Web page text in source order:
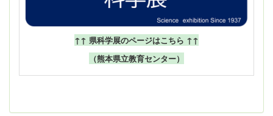
↑↑ 県科学展のページはこちら ↑↑
（熊本県立教育センター）